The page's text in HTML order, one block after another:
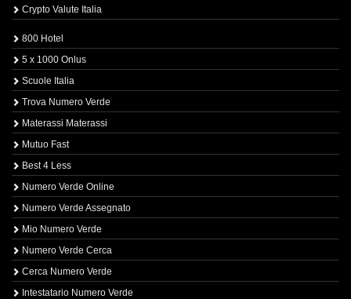
Crypto Valute Italia
800 Hotel
5 x 1000 Onlus
Scuole Italia
Trova Numero Verde
Materassi Materassi
Mutuo Fast
Best 4 Less
Numero Verde Online
Numero Verde Assegnato
Mio Numero Verde
Numero Verde Cerca
Cerca Numero Verde
Intestatario Numero Verde